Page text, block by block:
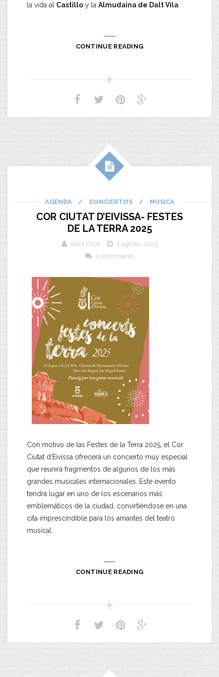
la vida al Castillo y la Almudaina de Dalt Vila.
CONTINUE READING
AGENDA / CONCIERTOS / MUSICA
COR CIUTAT D’EIVISSA- FESTES
DE LA TERRA 2025
Ibiza Click
1 agosto, 2025
0 Comments
Con motivo de las Festes de la Terra 2025, el Cor
Ciutat d’Eivissa ofrecerá un concierto muy especial
que reunirá fragmentos de algunos de los más
grandes musicales internacionales. Este evento
tendrá lugar en uno de los escenarios más
emblemáticos de la ciudad, convirtiéndose en una
cita imprescindible para los amantes del teatro
musical.
CONTINUE READING